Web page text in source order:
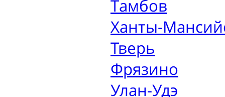
Тамбов
Ханты-
Тверь
Фрязино
Улан-Удэ